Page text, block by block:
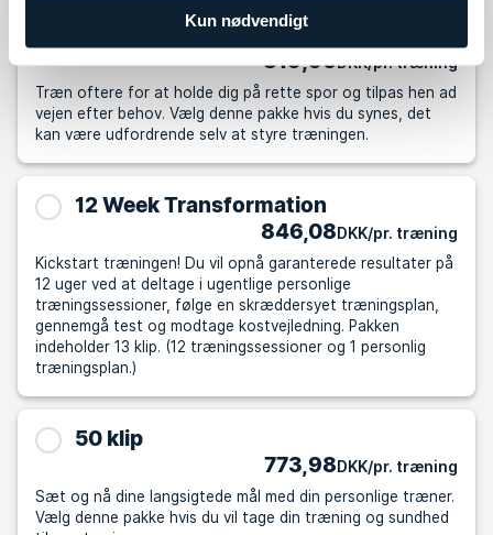
Kun nødvendigt
819,96DKK/pr. træning
Træn oftere for at holde dig på rette spor og tilpas hen ad
vejen efter behov. Vælg denne pakke hvis du synes, det
kan være udfordrende selv at styre træningen.
12 Week Transformation
846,08DKK/pr. træning
Kickstart træningen! Du vil opnå garanterede resultater på
12 uger ved at deltage i ugentlige personlige
træningssessioner, følge en skræddersyet træningsplan,
gennemgå test og modtage kostvejledning. Pakken
indeholder 13 klip. (12 træningssessioner og 1 personlig
træningsplan.)
50 klip
773,98DKK/pr. træning
Sæt og nå dine langsigtede mål med din personlige træner.
Vælg denne pakke hvis du vil tage din træning og sundhed